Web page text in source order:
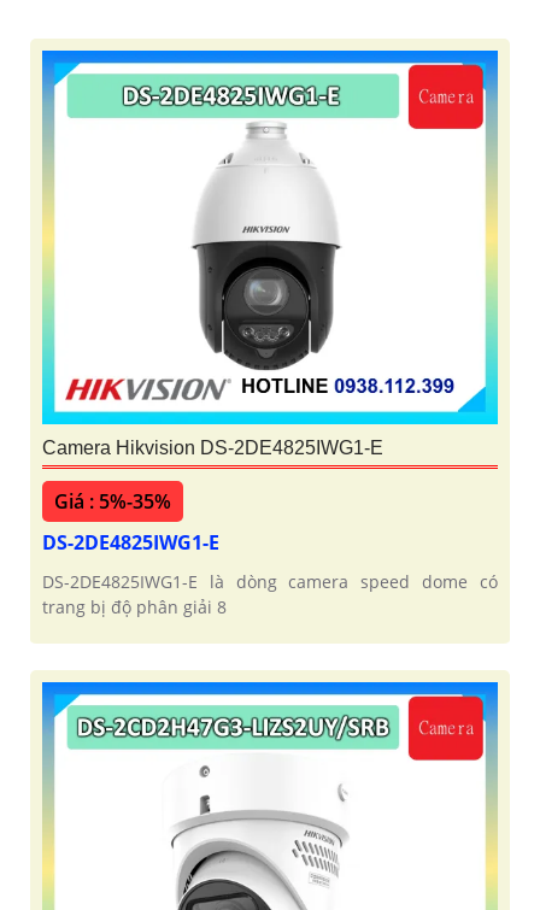
Camera Hikvision DS-2DE4825IWG1-E
Giá : 5%-35%
DS-2DE4825IWG1-E
DS-2DE4825IWG1-E là dòng camera speed dome có
trang bị độ phân giải 8